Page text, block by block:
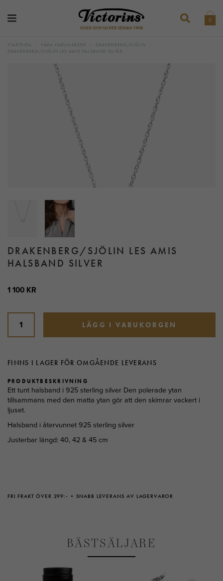
GULD OCH SILVER SEDAN 1908
0
STARTSIDA VÅRA VARUMÄRKEN DRAKENBERG/SJÖLIN
DRAKENBERG/SJÖLIN LES AMIS HALSBAND SILVER
DRAKENBERG/SJÖLIN LES AMIS
HALSBAND SILVER
PRODUKTBESKRIVNING
Ett tunt halsband i 925 sterling silver Den polerade ytan
tillsammans med den matta ytan gör att den skimrar vackert i
ljuset.
Halsband i återvunnet 925 sterling silver
Justerbar längd: 40, 42 & 45 cm
1 100 KR
LÄGG I VARUKORGEN
FINNS I LAGER FÖR OMGÅENDE LEVERANS
FRI FRAKT ÖVER 299:- SNABB LEVERANS AV LAGERVAROR
BÄSTSÄLJARE